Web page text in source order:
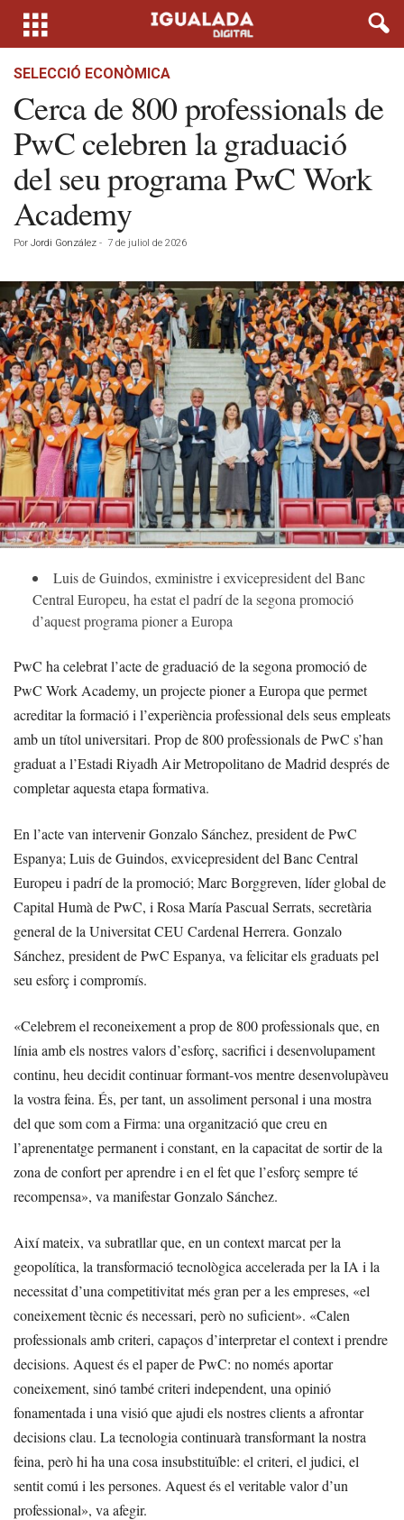
SELECCIÓ ECONÒMICA
Cerca de 800 professionals de
PwC celebren la graduació
del seu programa PwC Work
Academy
Por Jordi González - 7 de juliol de 2026
Luis de Guindos, exministre i exvicepresident del Banc
Central Europeu, ha estat el padrí de la segona promoció
d’aquest programa pioner a Europa
PwC ha celebrat l’acte de graduació de la segona promoció de
PwC Work Academy, un projecte pioner a Europa que permet
acreditar la formació i l’experiència professional dels seus empleats
amb un títol universitari. Prop de 800 professionals de PwC s’han
graduat a l’Estadi Riyadh Air Metropolitano de Madrid després de
completar aquesta etapa formativa.
En l’acte van intervenir Gonzalo Sánchez, president de PwC
Espanya; Luis de Guindos, exvicepresident del Banc Central
Europeu i padrí de la promoció; Marc Borggreven, líder global de
Capital Humà de PwC, i Rosa María Pascual Serrats, secretària
general de la Universitat CEU Cardenal Herrera. Gonzalo
Sánchez, president de PwC Espanya, va felicitar els graduats pel
seu esforç i compromís.
«Celebrem el reconeixement a prop de 800 professionals que, en
línia amb els nostres valors d’esforç, sacrifici i desenvolupament
continu, heu decidit continuar formant-vos mentre desenvolupàveu
la vostra feina. És, per tant, un assoliment personal i una mostra
del que som com a Firma: una organització que creu en
l’aprenentatge permanent i constant, en la capacitat de sortir de la
zona de confort per aprendre i en el fet que l’esforç sempre té
recompensa», va manifestar Gonzalo Sánchez.
Així mateix, va subratllar que, en un context marcat per la
geopolítica, la transformació tecnològica accelerada per la IA i la
necessitat d’una competitivitat més gran per a les empreses, «el
coneixement tècnic és necessari, però no suficient». «Calen
professionals amb criteri, capaços d’interpretar el context i prendre
decisions. Aquest és el paper de PwC: no només aportar
coneixement, sinó també criteri independent, una opinió
fonamentada i una visió que ajudi els nostres clients a afrontar
decisions clau. La tecnologia continuarà transformant la nostra
feina, però hi ha una cosa insubstituïble: el criteri, el judici, el
sentit comú i les persones. Aquest és el veritable valor d’un
professional», va afegir.